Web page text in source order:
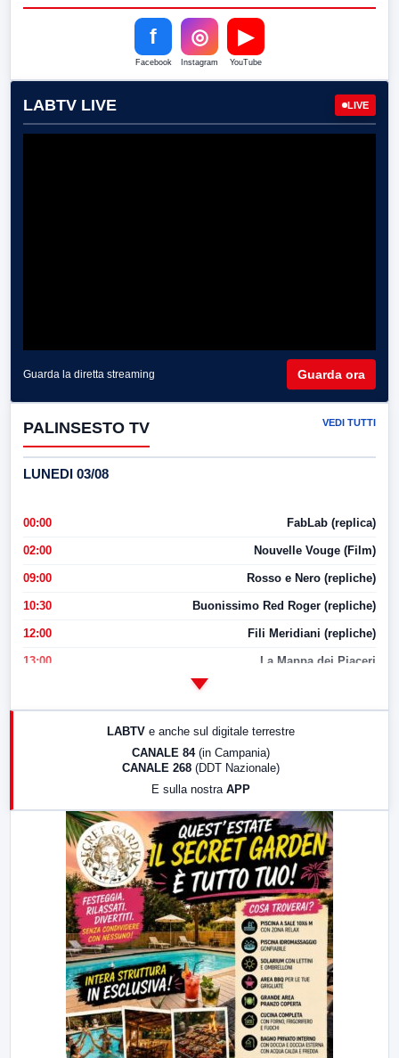
f
Facebook
◎
Instagram
▶
YouTube
LABTV LIVE LIVE
Guarda la diretta streaming Guarda ora
PALINSESTO TV VEDI TUTTI
LUNEDI 03/08
00:00 FabLab (replica)
02:00 Nouvelle Vouge (Film)
09:00 Rosso e Nero (repliche)
10:30 Buonissimo Red Roger (repliche)
12:00 Fili Meridiani (repliche)
13:00 La Mappa dei Piaceri
LabNews (replica)
LABTV e anche sul digitale terrestre
CANALE 84 (in Campania)
CANALE 268 (DDT Nazionale)
E sulla nostra APP